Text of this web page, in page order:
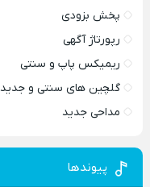
پخش بزودی
رپورتاژ آگهی
ریمیکس پاپ و سنتی
گلچین های سنتی و جدید
مداحی جدید
پیوندها